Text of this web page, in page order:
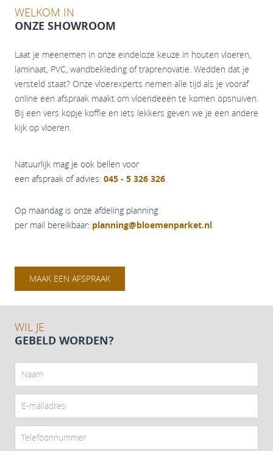
WELKOM IN
ONZE SHOWROOM
Laat je meenemen in onze eindeloze keuze in houten vloeren,
laminaat, PVC, wandbekleding of traprenovatie. Wedden dat je
versteld staat? Onze vloerexperts nemen alle tijd als je vooraf
online een afspraak maakt om vloerideeën te komen opsnuiven.
Bij een vers kopje koffie en iets lekkers geven we je een andere
kijk op vloeren.
Natuurlijk mag je ook bellen voor
een afspraak of advies: 045 - 5 326 326
Op maandag is onze afdeling planning
per mail bereikbaar: planning@bloemenparket.nl
MAAK EEN AFSPRAAK
WIL JE
GEBELD WORDEN?